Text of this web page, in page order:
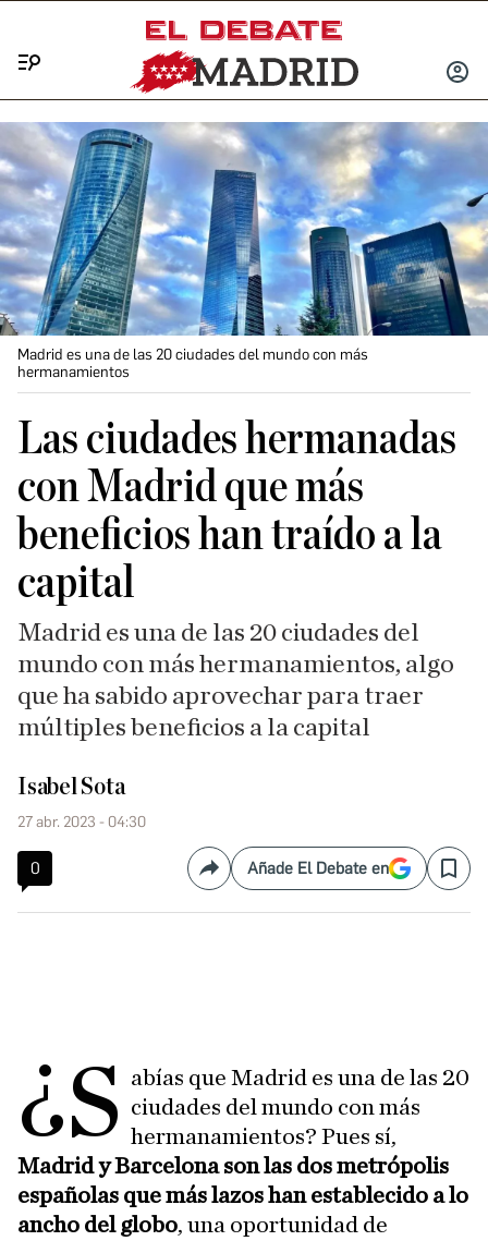
INICIAR
Madrid es una de las 20 ciudades del mundo con más
hermanamientos
Las ciudades hermanadas
con Madrid que más
beneficios han traído a la
capital
Madrid es una de las 20 ciudades del
mundo con más hermanamientos, algo
que ha sabido aprovechar para traer
múltiples beneficios a la capital
Isabel Sota
27 abr. 2023 - 04:30
0 CompartirAñade El Debate en Save
¿S abías que Madrid es una de las 20
ciudades del mundo con más
hermanamientos? Pues sí,
Madrid y Barcelona son las dos metrópolis
españolas que más lazos han establecido a lo
ancho del globo, una oportunidad de